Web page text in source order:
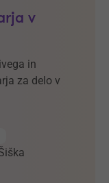
v
in
za delo v